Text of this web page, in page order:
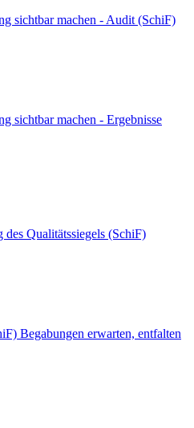
sichtbar machen - Audit (SchiF)
sichtbar machen - Ergebnisse
Qualitätssiegels (SchiF)
Begabungen erwarten, entfalten